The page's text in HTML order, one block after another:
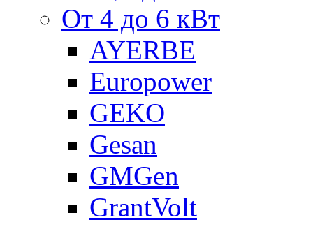
От 4 до 6 кВт
AYERBE
Europower
GEKO
Gesan
GMGen
GrantVolt